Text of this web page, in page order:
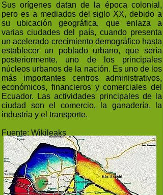
Sus orígenes datan de la época colonial,
pero es a mediados del siglo XX, debido a
su ubicación geográfica, que enlaza a
varias ciudades del país, cuando presenta
un acelerado crecimiento demográfico hasta
establecer un poblado urbano, que sería
posteriormente, uno de los principales
núcleos urbanos de la nación. Es uno de los
más importantes centros administrativos,
económicos, financieros y comerciales del
Ecuador. Las actividades principales de la
ciudad son el comercio, la ganadería, la
industria y el transporte.
Fuente: Wikileaks